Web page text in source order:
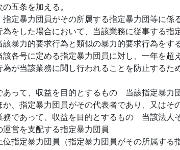
五条を加える。
定暴力団員がその所属する指定暴力団等に係
をした場合において、当該業務に従事する指
暴力的要求行為と類似の暴力的要求行為をす
各号に定める指定暴力団員に対し、一年を超
が当該業務に関し行われることを防止するた
あって、収益を目的とするもの 当該指定暴力
、指定暴力団員がその代表者であり、又はそ
務であって、収益を目的とするもの 当該法人
営を支配する指定暴力団員
指定暴力団員（指定暴力団員がその所属する